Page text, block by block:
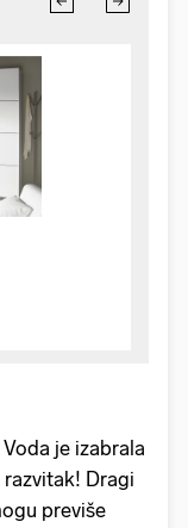
je izabrala
Dragi
previše